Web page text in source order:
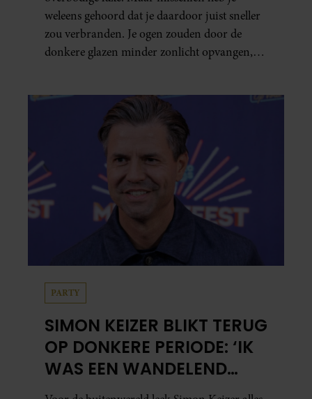
weleens gehoord dat je daardoor juist sneller
zou verbranden. Je ogen zouden door de
donkere glazen minder zonlicht opvangen,
ook echt? Wij zoeken uit hoe het zit.
PARTY
SIMON KEIZER BLIKT TERUG
OP DONKERE PERIODE: ‘IK
WAS EEN WANDELEND
HOOFD’